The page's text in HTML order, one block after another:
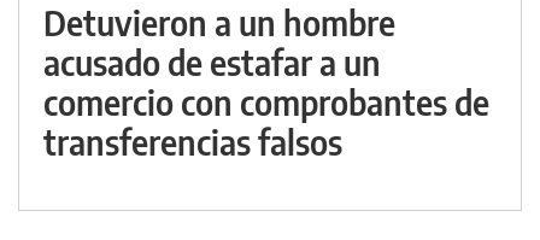
Detuvieron a un hombre
acusado de estafar a un
comercio con comprobantes de
transferencias falsos